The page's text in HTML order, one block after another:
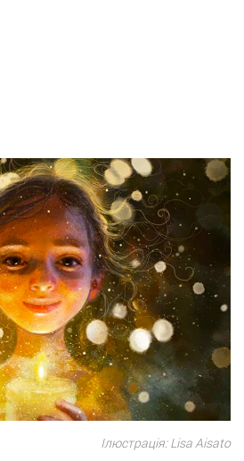
Ілюстрація: Lisa Aisato